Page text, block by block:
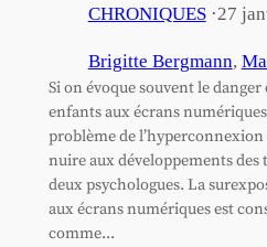
CHRONIQUES·27
Brigitte Bergmann,
Si on évoque souvent le
enfants aux écrans
problème de
nuire aux développements
deux psychologues. La
aux écrans numériques est
comme...